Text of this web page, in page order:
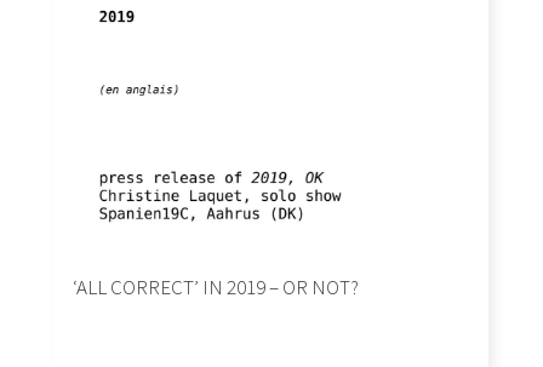
‘ALL CORRECT’ IN 2019 – OR NOT?